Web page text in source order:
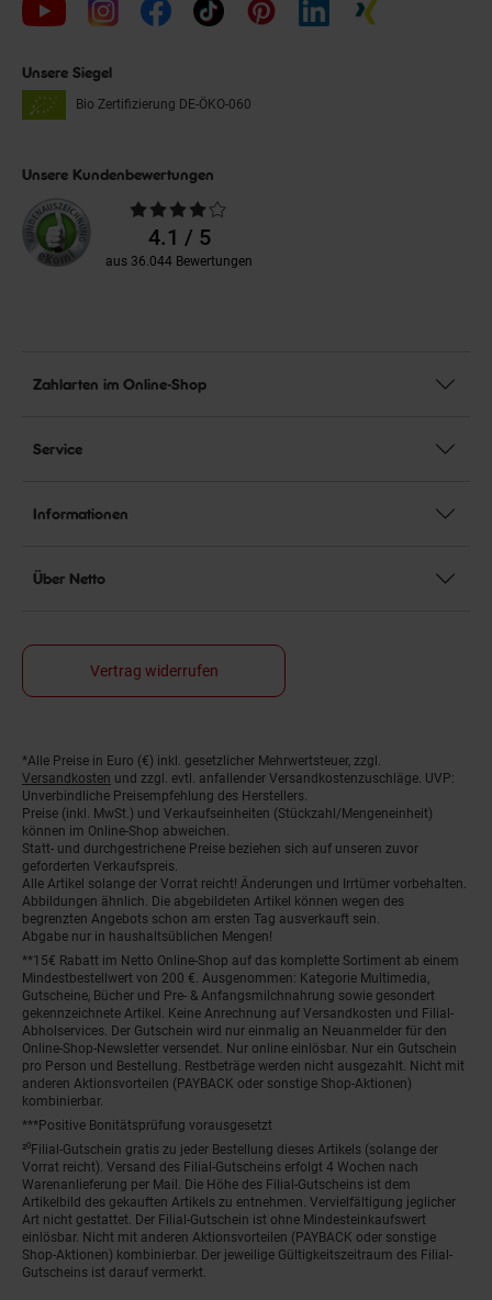
Unsere Siegel
Bio Zertifizierung DE-ÖKO-060
Unsere Kundenbewertungen
Durchschnittliche
Bewertungen4.1 / 5
aus 36.044 Bewertungen
Zahlarten im Online-Shop
Service
Informationen
Über Netto
Vertrag widerrufen
Fußnoten
*Alle Preise in Euro (€) inkl. gesetzlicher Mehrwertsteuer, zzgl.
Versandkosten und zzgl. evtl. anfallender Versandkostenzuschläge. UVP:
Unverbindliche Preisempfehlung des Herstellers.
Preise (inkl. MwSt.) und Verkaufseinheiten (Stückzahl/Mengeneinheit)
können im Online-Shop abweichen.
Statt- und durchgestrichene Preise beziehen sich auf unseren zuvor
geforderten Verkaufspreis.
Alle Artikel solange der Vorrat reicht! Änderungen und Irrtümer vorbehalten.
Abbildungen ähnlich. Die abgebildeten Artikel können wegen des
begrenzten Angebots schon am ersten Tag ausverkauft sein.
Abgabe nur in haushaltsüblichen Mengen!
**15€ Rabatt im Netto Online-Shop auf das komplette Sortiment ab einem
Mindestbestellwert von 200 €. Ausgenommen: Kategorie Multimedia,
Gutscheine, Bücher und Pre- & Anfangsmilchnahrung sowie gesondert
gekennzeichnete Artikel. Keine Anrechnung auf Versandkosten und Filial-
Abholservices. Der Gutschein wird nur einmalig an Neuanmelder für den
Online-Shop-Newsletter versendet. Nur online einlösbar. Nur ein Gutschein
pro Person und Bestellung. Restbeträge werden nicht ausgezahlt. Nicht mit
anderen Aktionsvorteilen (PAYBACK oder sonstige Shop-Aktionen)
kombinierbar.
***Positive Bonitätsprüfung vorausgesetzt
²⁰Filial-Gutschein gratis zu jeder Bestellung dieses Artikels (solange der
Vorrat reicht). Versand des Filial-Gutscheins erfolgt 4 Wochen nach
Warenanlieferung per Mail. Die Höhe des Filial-Gutscheins ist dem
Artikelbild des gekauften Artikels zu entnehmen. Vervielfältigung jeglicher
Art nicht gestattet. Der Filial-Gutschein ist ohne Mindesteinkaufswert
einlösbar. Nicht mit anderen Aktionsvorteilen (PAYBACK oder sonstige
Shop-Aktionen) kombinierbar. Der jeweilige Gültigkeitszeitraum des Filial-
Gutscheins ist darauf vermerkt.